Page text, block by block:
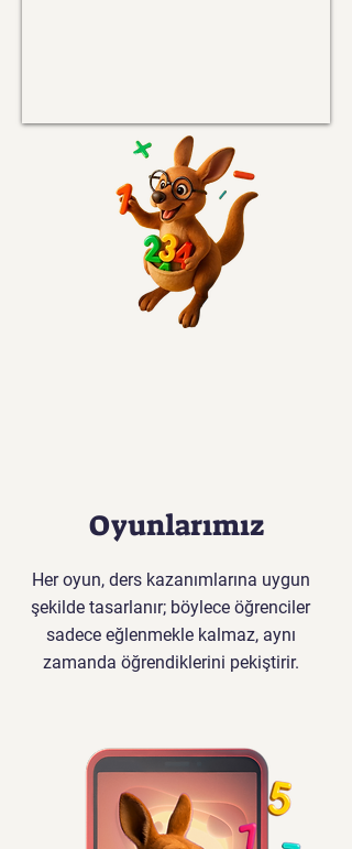
Oyunlarımız
Her oyun, ders kazanımlarına uygun
şekilde tasarlanır; böylece öğrenciler
sadece eğlenmekle kalmaz, aynı
zamanda öğrendiklerini pekiştirir.